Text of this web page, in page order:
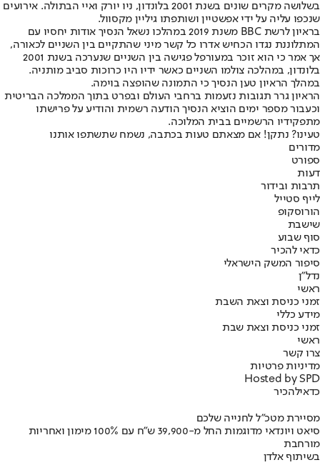
בשלושה מקרים שונים בשנת 2001 בלונדון, ניו יורק ואיי הבתולה. אירועים
שנכפו עליה על ידי אפשטיין ושותפתו גיליין מקסוול.
בראיון לרשת BBC משנת 2019 במהלכו נשאל הנסיך אודות יחסיו עם
המתלוננת נגדו הכחיש אדרו כל קשר מיני שהתקיים בין השניים לכאורה,
אך אמר כי הוא זוכר במעורפל פגישה בין השניים שנערכה בשנת 2001
בלונדון, במהלכה צולמו השניים כאשר ידיו היו כרוכות סביב מותניה.
במהלך הראיון טען הנסיך כי התמונה שהופצה בוימה.
הראיון גרר תגובות נזעמות ברחבי העולם ובפרט בתוך הממלכה הבריטית
וכעבור מספר ימים הוציא הנסיך הודעה רשמית והודיע על פרישתו
מתפקידיו הרשמיים בבית המלוכה.
טעינו? נתקן! אם מצאתם טעות בכתבה, נשמח שתשתפו אותנו
מדורים
ספורט
דעות
תרבות ובידור
לייף סטייל
הורוסקופ
שישבת
סוף שבוע
כדאי להכיר
סיפור המשק הישראלי
נדל"ן
ראשי
זמני כניסת וצאת השבת
מידע כללי
זמני כניסת וצאת שבת
ראשי
צרו קשר
מדיניות פרטיות
Hosted by SPD
כדאילהכיר
מסיירת מטכ"ל לחנייה שלכם
סיאט ויונדאי מדוגמות החל מ-39,900 ש״ח עם 100% מימון ואחריות
מורחבת
בשיתוף אלדן